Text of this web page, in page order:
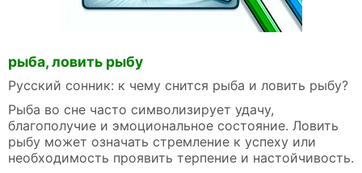
рыба, ловить рыбу
Русский сонник: к чему снится рыба и ловить рыбу?
Рыба во сне часто символизирует удачу,
благополучие и эмоциональное состояние. Ловить
рыбу может означать стремление к успеху или
необходимость проявить терпение и настойчивость.